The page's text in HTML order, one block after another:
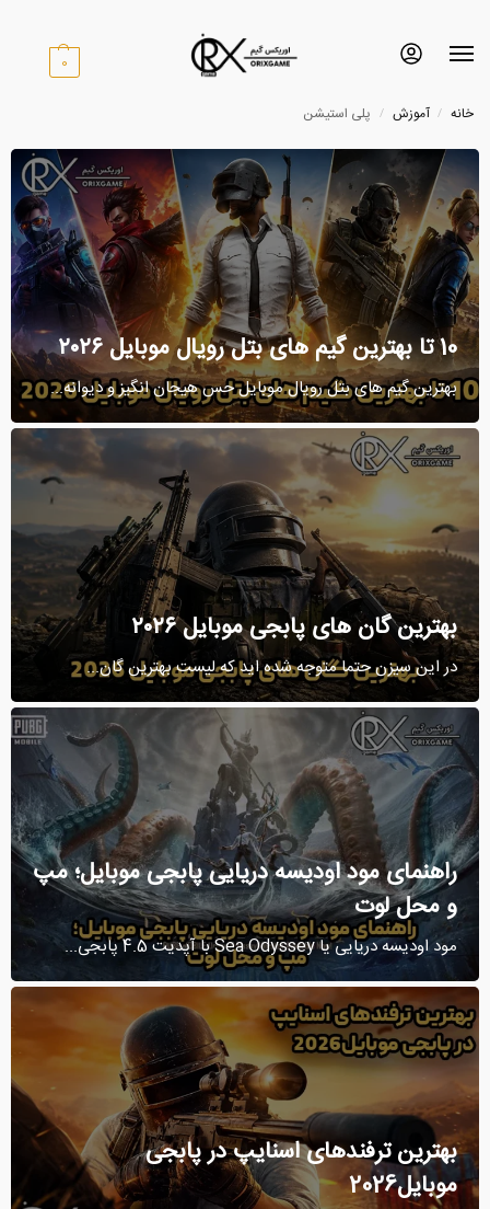
0
منو
خانه / آموزش / پلی استیشن
10 تا بهترین گیم ‌های بتل رویال موبایل ۲۰۲۶
بهترین گیم ‌های بتل رویال موبایل حس هیجان انگیز و دیوانه...
بهترین گان‌ های پابجی موبایل ۲۰۲۶
در این سیزن حتما متوجه شده ‌اید که لیست بهترین گان...
راهنمای مود اودیسه دریایی پابجی موبایل؛ مپ
و محل لوت
مود اودیسه دریایی یا Sea Odyssey با آپدیت 4.5 پابجی...
بهترین ترفندهای اسنایپ در پابجی
موبایل2026